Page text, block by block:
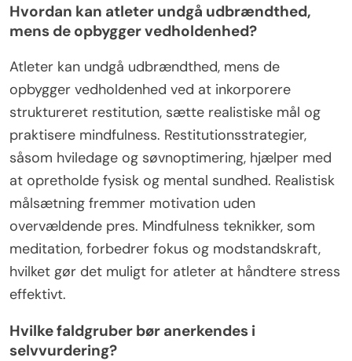
Hvordan kan atleter undgå udbrændthed,
mens de opbygger vedholdenhed?
Atleter kan undgå udbrændthed, mens de
opbygger vedholdenhed ved at inkorporere
struktureret restitution, sætte realistiske mål og
praktisere mindfulness. Restitutionsstrategier,
såsom hviledage og søvnoptimering, hjælper med
at opretholde fysisk og mental sundhed. Realistisk
målsætning fremmer motivation uden
overvældende pres. Mindfulness teknikker, som
meditation, forbedrer fokus og modstandskraft,
hvilket gør det muligt for atleter at håndtere stress
effektivt.
Hvilke faldgruber bør anerkendes i
selvvurdering?